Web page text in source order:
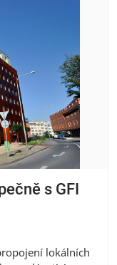
s GFI
lokálních